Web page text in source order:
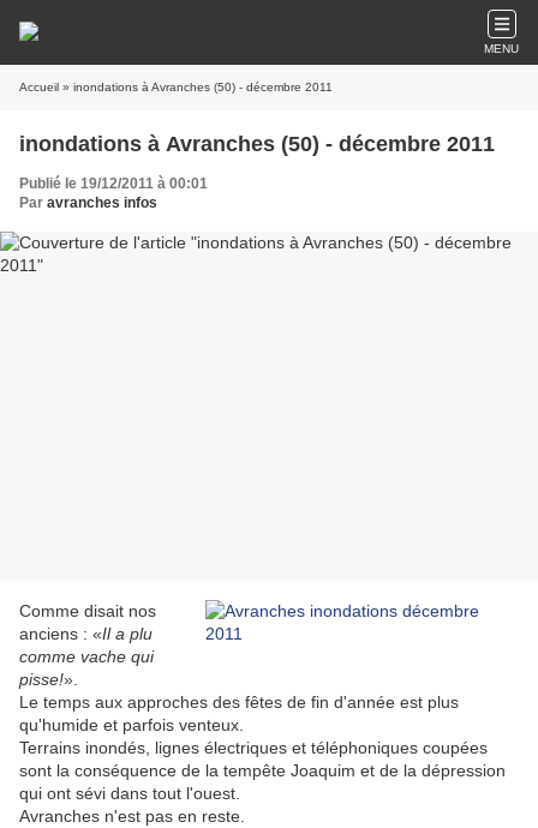
MENU
Accueil » inondations à Avranches (50) - décembre 2011
inondations à Avranches (50) - décembre 2011
Publié le 19/12/2011 à 00:01
Par avranches infos
Comme disait nos
anciens : «Il a plu
comme vache qui
pisse!».
Le temps aux approches des fêtes de fin d'année est plus
qu'humide et parfois venteux.
Terrains inondés, lignes électriques et téléphoniques coupées
sont la conséquence de la tempête Joaquim et de la dépression
qui ont sévi dans tout l'ouest.
Avranches n'est pas en reste.